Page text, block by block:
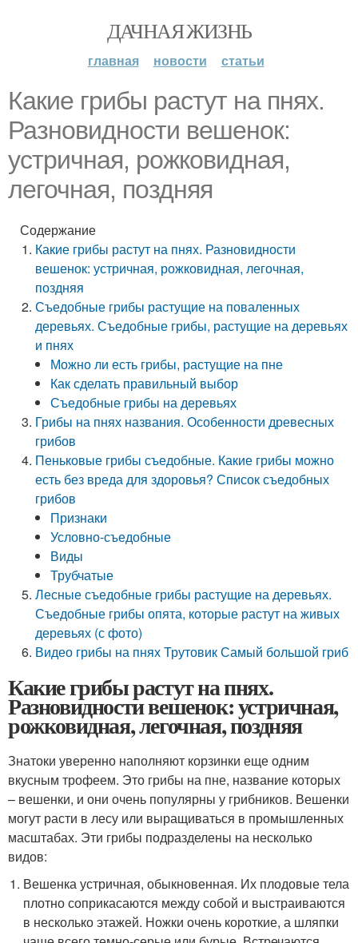
ДАЧНАЯ ЖИЗНЬ
главная новости статьи
Какие грибы растут на пнях.
Разновидности вешенок:
устричная, рожковидная,
легочная, поздняя
Содержание
Какие грибы растут на пнях. Разновидности
вешенок: устричная, рожковидная, легочная,
поздняя
Съедобные грибы растущие на поваленных
деревьях. Съедобные грибы, растущие на деревьях
и пнях
Можно ли есть грибы, растущие на пне
Как сделать правильный выбор
Съедобные грибы на деревьях
Грибы на пнях названия. Особенности древесных
грибов
Пеньковые грибы съедобные. Какие грибы можно
есть без вреда для здоровья? Список съедобных
грибов
Признаки
Условно-съедобные
Виды
Трубчатые
Лесные съедобные грибы растущие на деревьях.
Съедобные грибы опята, которые растут на живых
деревьях (с фото)
Видео грибы на пнях Трутовик Самый большой гриб
Какие грибы растут на пнях.
Разновидности вешенок: устричная,
рожковидная, легочная, поздняя
Знатоки уверенно наполняют корзинки еще одним
вкусным трофеем. Это грибы на пне, название которых
– вешенки, и они очень популярны у грибников. Вешенки
могут расти в лесу или выращиваться в промышленных
масштабах. Эти грибы подразделены на несколько
видов:
Вешенка устричная, обыкновенная. Их плодовые тела
плотно соприкасаются между собой и выстраиваются
в несколько этажей. Ножки очень короткие, а шляпки